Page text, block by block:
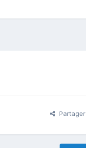
Partager